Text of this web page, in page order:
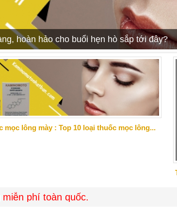
hoàn hảo cho buổi hẹn hò sắp tới đây?
mọc lông mày : Top 10 loại thuốc mọc lông...
quốc.